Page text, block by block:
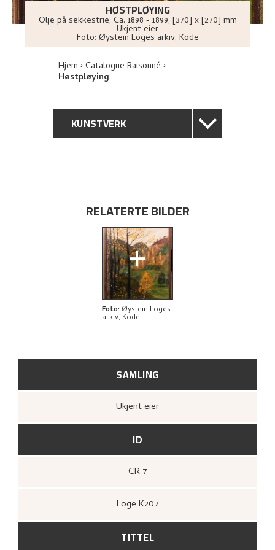
HØSTPLØYING
Olje på sekkestrie, Ca. 1898 - 1899, [370] x [270] mm
Ukjent eier
Foto: Øystein Loges arkiv, Kode
Hjem Catalogue Raisonné
Høstpløying
KUNSTVERK
PROVENIENS
UTSTILLINGSHISTORIE
BIBLIOGRAFI
RELATERTE KUNSTVERK
SAMLING
Ukjent eier
ID
CR 7
Loge K207
TITTEL
RELATERTE BILDER
+
Foto: Øystein Loges
arkiv, Kode